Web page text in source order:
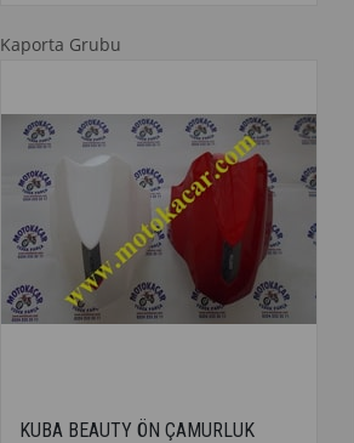
Kaporta Grubu
KUBA BEAUTY ÖN ÇAMURLUK